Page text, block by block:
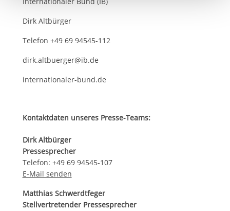
Dirk Altbürger
Telefon +49 69 94545-112
dirk.altbuerger@ib.de
internationaler-bund.de
Kontaktdaten unseres Presse-Teams:
Dirk Altbürger
Pressesprecher
Telefon: +49 69 94545-107
E-Mail senden
Matthias Schwerdtfeger
Stellvertretender Pressesprecher